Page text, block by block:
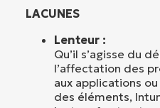
LACUNES
Lenteur :
Qu’il s’agisse du
l’affectation des
aux applications
des éléments,